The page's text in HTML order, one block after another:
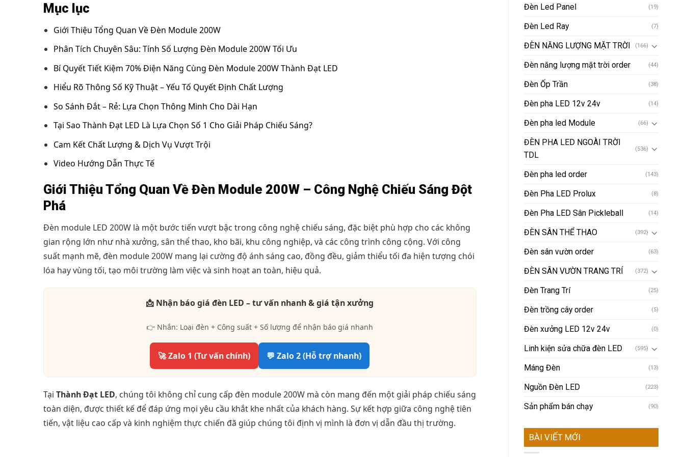
Mục lục
Giới Thiệu Tổng Quan Về Đèn Module 200W
Phân Tích Chuyên Sâu: Tính Số Lượng Đèn Module 200W Tối Ưu
Bí Quyết Tiết Kiệm 70% Điện Năng Cùng Đèn Module 200W Thành Đạt LED
Hiểu Rõ Thông Số Kỹ Thuật – Yếu Tố Quyết Định Chất Lượng
So Sánh Đắt – Rẻ: Lựa Chọn Thông Minh Cho Dài Hạn
Tại Sao Thành Đạt LED Là Lựa Chọn Số 1 Cho Giải Pháp Chiếu Sáng?
Cam Kết Chất Lượng & Dịch Vụ Vượt Trội
Video Hướng Dẫn Thực Tế
Giới Thiệu Tổng Quan Về Đèn Module 200W – Công Nghệ Chiếu Sáng Đột
Phá
Đèn module LED 200W là một bước tiến vượt bậc trong công nghệ chiếu sáng, đặc biệt phù hợp cho các không
gian rộng lớn như nhà xưởng, sân thể thao, kho bãi, khu công nghiệp, và các công trình công cộng. Với công
suất mạnh mẽ, đèn module 200W mang lại cường độ ánh sáng cao, đồng đều, giảm thiểu tối đa hiện tượng chói
lóa hay vùng tối, tạo môi trường làm việc và sinh hoạt an toàn, hiệu quả.
📩 Nhận báo giá đèn LED – tư vấn nhanh & giá tận xưởng
👉 Nhắn: Loại đèn + Công suất + Số lượng để nhận báo giá nhanh
🚀 Zalo 1 (Tư vấn chính) 💬 Zalo 2 (Hỗ trợ nhanh)
Tại Thành Đạt LED, chúng tôi không chỉ cung cấp đèn module 200W mà còn mang đến một giải pháp chiếu sáng
toàn diện, được thiết kế để đáp ứng mọi yêu cầu khắt khe nhất của khách hàng. Sự kết hợp giữa công nghệ tiên
tiến, vật liệu cao cấp và kinh nghiệm thực chiến đã giúp chúng tôi định vị mình là đơn vị dẫn đầu thị trường.
Đèn Led Panel (19)
Đèn Led Ray (7)
ĐÈN NĂNG LƯỢNG MẶT TRỜI (166)
Đèn năng lượng mặt trời order (44)
Đèn Ốp Trần (38)
Đèn pha LED 12v 24v (14)
Đèn pha led Module (66)
ĐÈN PHA LED NGOÀI TRỜI
TDL
(536)
Đèn pha led order (143)
Đèn Pha LED Prolux (8)
Đèn Pha LED Sân Pickleball (14)
ĐÈN SÂN THỂ THAO (392)
Đèn sân vườn order (63)
ĐÈN SÂN VƯỜN TRANG TRÍ (372)
Đèn Trang Trí (25)
Đèn trồng cây order (5)
Đèn xưởng LED 12v 24v (0)
Linh kiện sửa chữa đèn LED (595)
Máng Đèn (13)
Nguồn Đèn LED (223)
Sản phẩm bán chạy (90)
BÀI VIẾT MỚI